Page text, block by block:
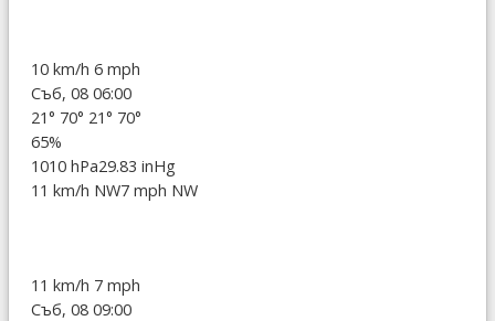
10 km/h 6 mph
Съб, 08 06:00
21° 70° 21° 70°
65%
1010 hPa29.83 inHg
11 km/h NW7 mph NW
11 km/h 7 mph
Съб, 08 09:00